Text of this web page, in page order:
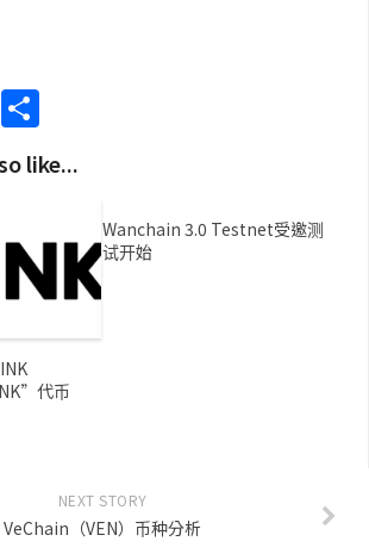
Twitter
like...
代币
Wanchain 3.0 Testnet受邀测
试开始
NEXT STORY
VeChain（VEN）币种分析